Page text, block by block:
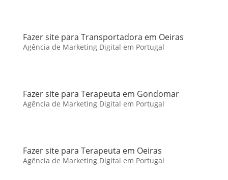
Fazer site para Transportadora em Oeiras
Agência de Marketing Digital em Portugal
Fazer site para Terapeuta em Gondomar
Agência de Marketing Digital em Portugal
Fazer site para Terapeuta em Oeiras
Agência de Marketing Digital em Portugal